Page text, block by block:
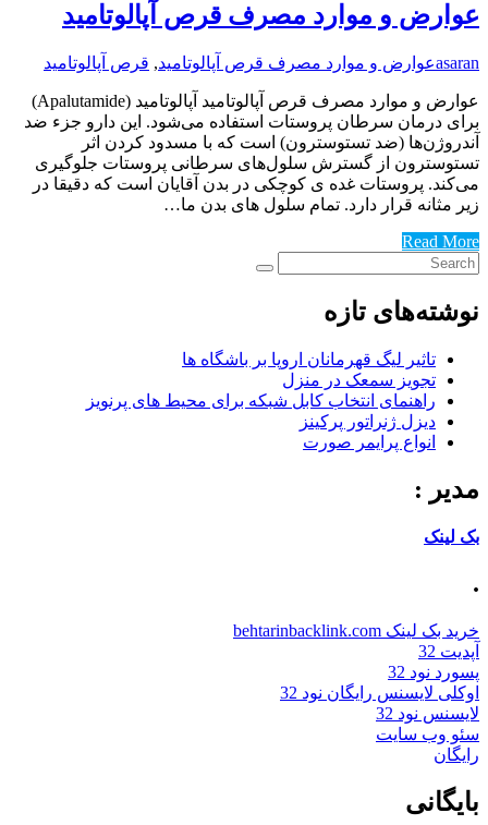
عوارض و موارد مصرف قرص آپالوتامید
asaranعوارض و موارد مصرف قرص آپالوتامید, قرص آپالوتامید
عوارض و موارد مصرف قرص آپالوتامید آپالوتامید (Apalutamide)
برای درمان سرطان پروستات استفاده می‌شود. این دارو جزء ضد
آندروژن‌ها (ضد تستوسترون) است که با مسدود کردن اثر
تستوسترون از گسترش سلول‌های سرطانی پروستات جلوگیری
می‌کند. پروستات غده ی کوچکی در بدن آقایان است که دقیقا در
زیر مثانه قرار دارد. تمام سلول های بدن ما…
Read More
نوشته‌های تازه
تاثیر لیگ قهرمانان اروپا بر باشگاه ها
تجویز سمعک در منزل
راهنمای انتخاب کابل شبکه برای محیط های پرنویز
دیزل ژنراتور پرکینز
انواع پرایمر صورت
مدیر :
بک لینک
.
خرید بک لینک behtarinbacklink.com
آپدیت 32
پسورد نود 32
اوکلی لایسنس رایگان نود 32
لایسنس نود 32
سئو وب سایت
رایگان
بایگانی